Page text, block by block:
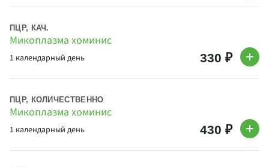
Микоплазма хоминис
ПЦР, КАЧ.
1 календарный день 330 ₽
Микоплазма хоминис
ПЦР, КОЛИЧЕСТВЕННО
1 календарный день 430 ₽